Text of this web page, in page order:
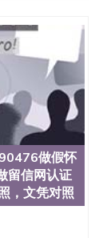
State
State
State
State
Jose State
State
Jose
（San
历证书
业找人做
昆士兰大
做文凭/购
读书未毕
做假怀
留信网认证
，文凭对照